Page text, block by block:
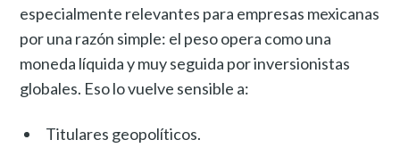
especialmente relevantes para empresas mexicanas
por una razón simple: el peso opera como una
moneda líquida y muy seguida por inversionistas
globales. Eso lo vuelve sensible a:
Titulares geopolíticos.